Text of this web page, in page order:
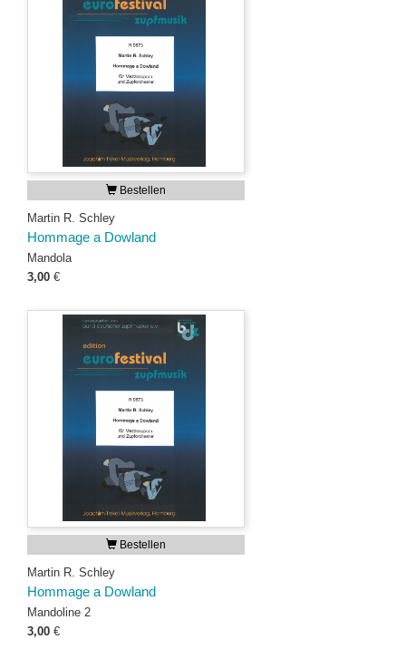
Bestellen
Martin R. Schley
Hommage a Dowland
Mandola
3,00 €
Bestellen
Martin R. Schley
Hommage a Dowland
Mandoline 2
3,00 €